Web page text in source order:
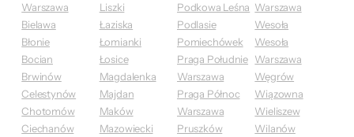
Warszawa
Bielawa
Błonie
Bocian
Brwinów
Celestynów
Chotomów
Ciechanów
Liszki
Łaziska
Łomianki
Łosice
Magdalenka
Majdan
Maków
Mazowiecki
Podkowa Leśna
Podlasie
Pomiechówek
Praga Południe
Warszawa
Praga Północ
Warszawa
Pruszków
Warszawa
Wesoła
Wesoła
Warszawa
Węgrów
Wiązowna
Wieliszew
Wilanów